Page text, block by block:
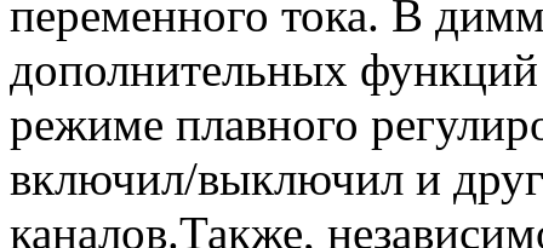
переменного тока. В
дополнительных функций
режиме плавного
включил/выключил и
каналов.Также,